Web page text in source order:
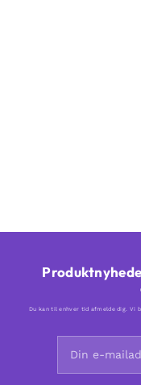
Du kan til enhver tid afmelde dig. Vi